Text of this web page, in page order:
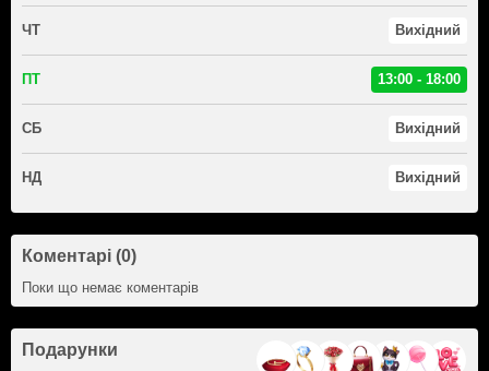
ЧТ Вихідний
ПТ 13:00 - 18:00
СБ Вихідний
НД Вихідний
Коментарі (0)
Поки що немає коментарів
Подарунки